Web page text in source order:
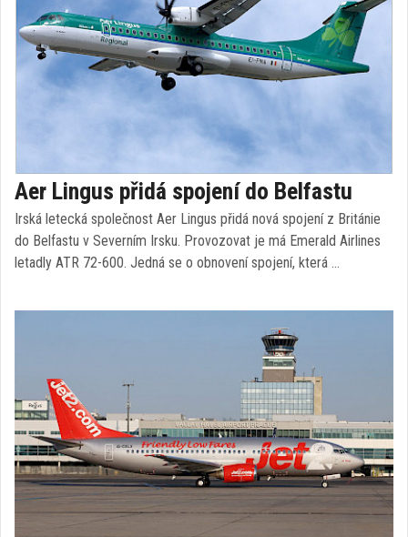
Aer Lingus přidá spojení do Belfastu
Irská letecká společnost Aer Lingus přidá nová spojení z Británie
do Belfastu v Severním Irsku. Provozovat je má Emerald Airlines
letadly ATR 72-600. Jedná se o obnovení spojení, která …